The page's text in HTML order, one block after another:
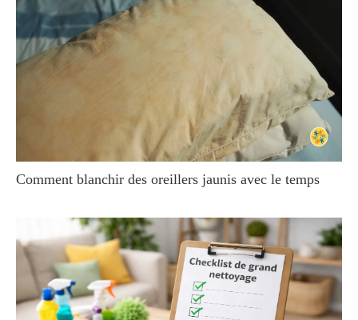
Comment blanchir des oreillers jaunis avec le temps